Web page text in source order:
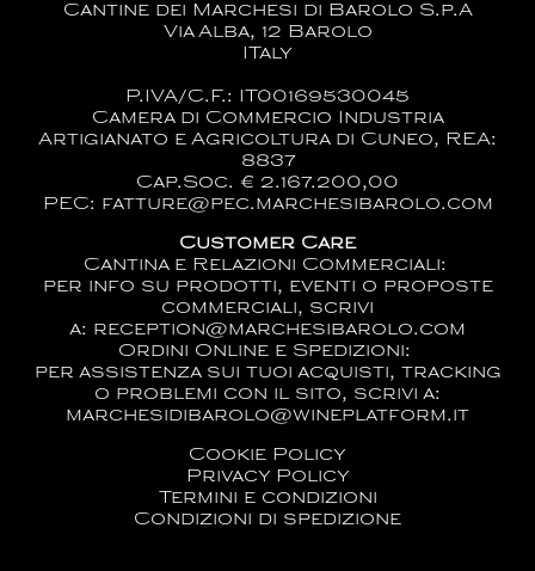
Cantine dei Marchesi di Barolo S.p.A
Via Alba, 12 Barolo
ITaly
P.IVA/C.F.: IT00169530045
Camera di Commercio Industria
Artigianato e Agricoltura di Cuneo, REA:
8837
Cap.Soc. € 2.167.200,00
PEC: fatture@pec.marchesibarolo.com
Customer Care
Cantina e Relazioni Commerciali:
per info su prodotti, eventi o proposte
commerciali, scrivi
a: reception@marchesibarolo.com
Ordini Online e Spedizioni:
per assistenza sui tuoi acquisti, tracking
o problemi con il sito, scrivi a:
marchesidibarolo@wineplatform.it
Cookie Policy
Privacy Policy
Termini e condizioni
Condizioni di spedizione